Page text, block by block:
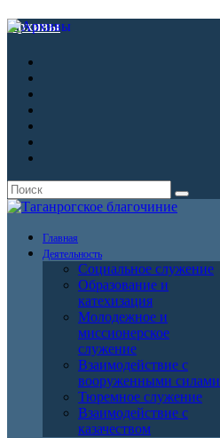
Архивы
Главная
Деятельность
Социальное служение
Образование и
катехизация
Молодежное и
миссионерское
служение
Взаимодействие с
вооруженными силами
Тюремное служение
Взаимодействие с
казачеством